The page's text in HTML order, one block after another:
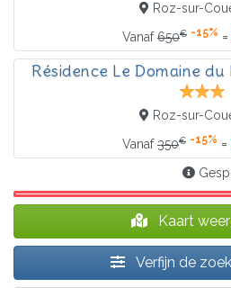
Roz-sur-
Vanaf650€ -15% =
Résidence Le Domaine
Roz-sur-
Vanaf350€ -15% =
Kaart
Verfijn de